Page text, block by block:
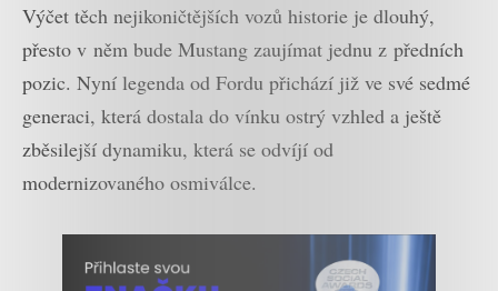
Výčet těch nejikoničtějších vozů historie je dlouhý,
přesto v něm bude Mustang zaujímat jednu z předních
pozic. Nyní legenda od Fordu přichází již ve své sedmé
generaci, která dostala do vínku ostrý vzhled a ještě
zběsilejší dynamiku, která se odvíjí od
modernizovaného osmiválce.